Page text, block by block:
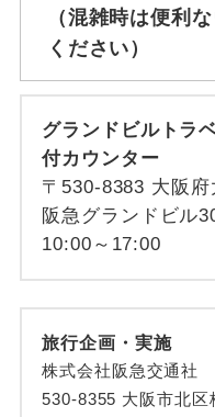
（混雑時は便利
ください）
グランドビルトラ
付カウンター
〒530-8383 大阪
阪急グランドビル
10:00～17:00
旅行企画・実施
株式会社阪急交通社
530-8355 大阪市北